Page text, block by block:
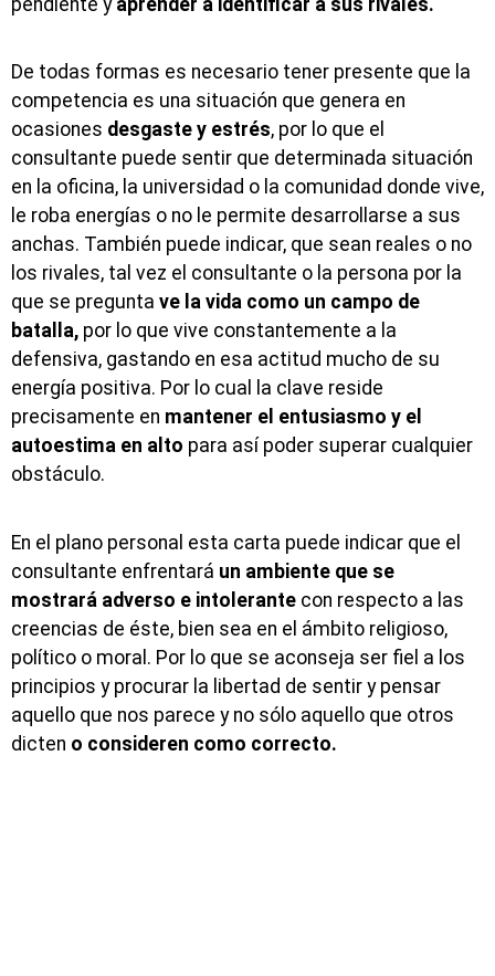
pendiente y aprender a identificar a sus rivales.
De todas formas es necesario tener presente que la
competencia es una situación que genera en
ocasiones desgaste y estrés, por lo que el
consultante puede sentir que determinada situación
en la oficina, la universidad o la comunidad donde vive,
le roba energías o no le permite desarrollarse a sus
anchas. También puede indicar, que sean reales o no
los rivales, tal vez el consultante o la persona por la
que se pregunta ve la vida como un campo de
batalla, por lo que vive constantemente a la
defensiva, gastando en esa actitud mucho de su
energía positiva. Por lo cual la clave reside
precisamente en mantener el entusiasmo y el
autoestima en alto para así poder superar cualquier
obstáculo.
En el plano personal esta carta puede indicar que el
consultante enfrentará un ambiente que se
mostrará adverso e intolerante con respecto a las
creencias de éste, bien sea en el ámbito religioso,
político o moral. Por lo que se aconseja ser fiel a los
principios y procurar la libertad de sentir y pensar
aquello que nos parece y no sólo aquello que otros
dicten o consideren como correcto.